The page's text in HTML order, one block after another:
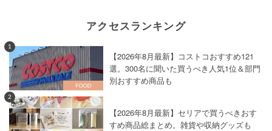
アクセスランキング
1
【2026年8月最新】コストコおすすめ121
選。300名に聞いた買うべき人気1位＆部門
別おすすめ商品も
2
【2026年8月最新】セリアで買うべきおす
すめ商品総まとめ。雑貨や収納グッズも